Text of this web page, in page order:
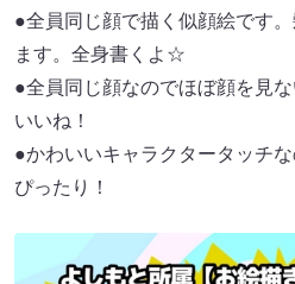
●全員同じ顔で描く似顔絵です
ます。全身書くよ☆
●全員同じ顔なのでほぼ顔を見
いいね！
●かわいいキャラクタータッチ
ぴったり！